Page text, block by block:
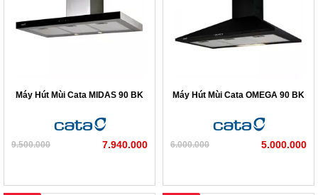
Máy Hút Mùi Cata MIDAS 90 BK
9.500.000 7.940.000
Máy Hút Mùi Cata OMEGA 90 BK
6.000.000 5.000.000